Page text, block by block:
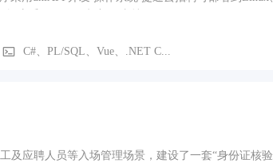
C#、PL/SQL、Vue、.NET C...
及应聘人员等入场管理场景，建设了一套“身份证核